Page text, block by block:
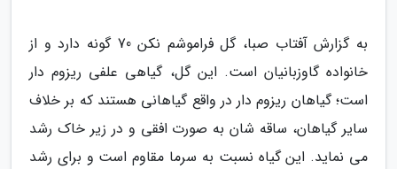
به گزارش آفتاب صبا، گل فراموشم نکن 70 گونه دارد و از
خانواده گاوزبانیان است. این گل، گیاهی علفی ریزوم دار
است؛ گیاهان ریزوم دار در واقع گیاهانی هستند که بر خلاف
سایر گیاهان، ساقه شان به صورت افقی و در زیر خاک رشد
می نماید. این گیاه نسبت به سرما مقاوم است و برای رشد